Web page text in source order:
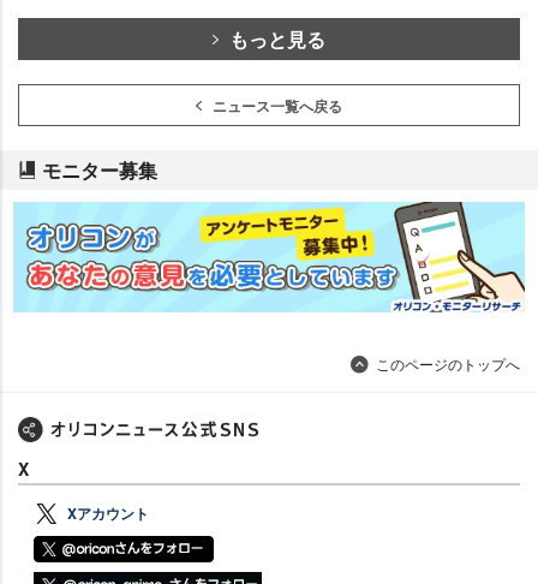
もっと見る
ニュース一覧へ戻る
モニター募集
このページのトップへ
X
Xアカウント